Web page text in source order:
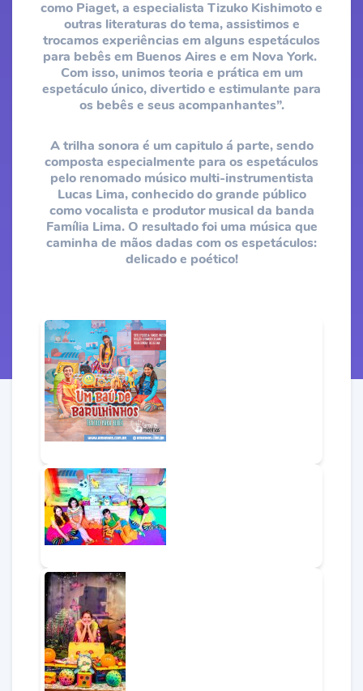
como Piaget, a especialista Tizuko Kishimoto e
outras literaturas do tema, assistimos e
trocamos experiências em ​alguns espetáculos
para ​​bebês ​em Buenos Aires e em Nova York​. ​​
Com isso, unimos teoria e prática em um
espetáculo único, divertido e estimulante para
os bebês e seus acompanhantes”.​
​A trilha sonora é um capitulo á parte, sendo
composta especialmente para os espetáculos
pelo renomado músico multi-instrumentista
Lucas Lima, conhecido do grande público
como vocalista e produtor musical da banda
Família Lima. O resultado foi uma música que
caminha de mãos dadas com os espetáculos:
delicado e poético!